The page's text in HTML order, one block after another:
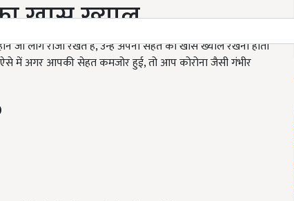
खास ख्याल
जो लोग रोजा रखते हैं, उन्हें अपनी सेहत का खास ख्याल रखना होता
में अगर आपकी सेहत कमजोर हुई, तो आप कोरोना जैसी गंभीर